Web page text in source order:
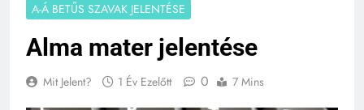
A-Á BETŰS SZAVAK JELENTÉSE
Alma mater jelentése
Mit Jelent? 1 Év Ezelőtt 0 7 Mins